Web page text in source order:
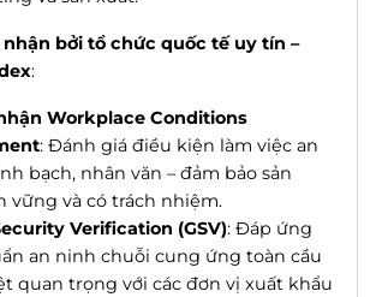
bởi tổ chức quốc tế uy tín –
:
Workplace Conditions
: Đánh giá điều kiện làm việc an
bạch, nhân văn – đảm bảo sản
vững và có trách nhiệm.
Verification (GSV): Đáp ứng
an ninh chuỗi cung ứng toàn cầu
quan trọng với các đơn vị xuất khẩu